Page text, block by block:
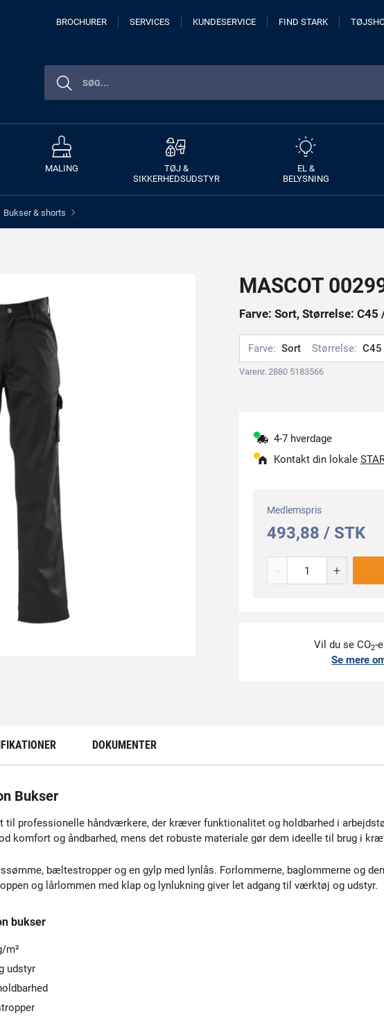
BROCHURER SERVICES KUNDESERVICE FIND STARK
MALING
TØJ &
SIKKERHEDSUDSTYR
EL &
BELYSNING
Bukser & shorts >
MASCOT
Farve: Sort, Størrelse: C45
Farve: Sort Størrelse:
Varenr. 2880 5183566
4-7 hverdage
Kontakt din lokale
Medlemspris
493,88 / STK
- +
Vil du se CO2-
Se mere
DOKUMENTER
Bukser
til professionelle håndværkere, der kræver funktionalitet og holdbarhed i
komfort og åndbarhed, mens det robuste materiale gør dem ideelle til brug i
bæltestropper og en gylp med lynlås. Forlommerne, baglommerne og
og lårlommen med klap og lynlukning giver let adgang til værktøj og udstyr.
bukser
m²
udstyr